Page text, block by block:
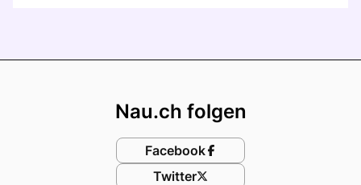
Nau.ch folgen
Facebook
Twitter